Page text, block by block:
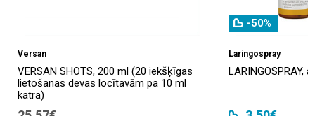
Versan
VERSAN SHOTS, 200 ml (20 iekšķīgas
lietošanas devas locītavām pa 10 ml
katra)
-50%
Laringospray
LARINGOSPRAY,